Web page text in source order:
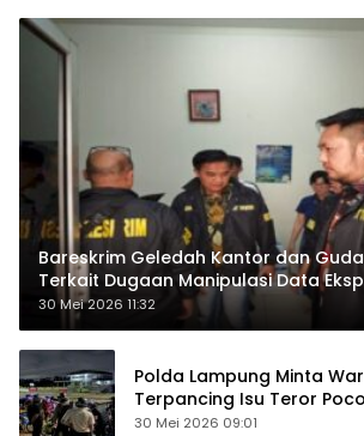
Bareskrim Geledah Kantor dan
Terkait Dugaan Manipulasi Data
30 Mei 2026 11:32
Polda Lampung Minta
Terpancing Isu Teror
Keamanan Ditingkatkan
30 Mei 2026 09:01